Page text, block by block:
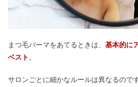
まつ毛パーマをあてるときは、 基本的に
ベスト 。
サロンごとに細かなルールは異なるので